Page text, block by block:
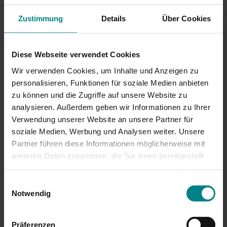
Zustimmung Details Über Cookies
Diese Webseite verwendet Cookies
Wir verwenden Cookies, um Inhalte und Anzeigen zu
personalisieren, Funktionen für soziale Medien anbieten
zu können und die Zugriffe auf unsere Website zu
analysieren. Außerdem geben wir Informationen zu Ihrer
Verwendung unserer Website an unsere Partner für
soziale Medien, Werbung und Analysen weiter. Unsere
Partner führen diese Informationen möglicherweise mit
weiteren Daten zusammen, die Sie ihnen bereitgestellt
Zustimmungen erteilen, willigen Sie auch in die
Übermittlung personenbezogener Daten in die USA ein.
Einige Dienstleister, deren Diensten wir uns bedienen,
Notwendig
Präferenzen
Stellwerksstörung:
Weiter Verspätungen und
Zugausfälle zwischen
Kiel und Flensburg
Am Freitag sollen Regionalbahnen wieder
planmäßig fahren
Eine Stellwerksstörung bereitet der Regionalbahn
Schleswig-Holstein Probleme. Auch am Donnerstag ist
Die Regionalbahnen zwischen Kiel und Eckernförde
fahren den ganzen Tag über nur im 60-Minuten-Takt,